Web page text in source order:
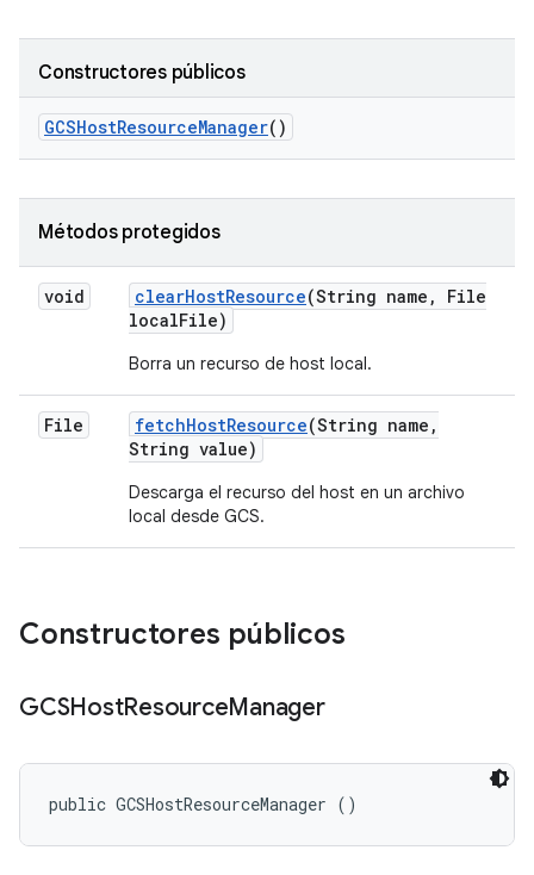
Constructores públicos
GCSHostResourceManager()
Métodos protegidos
void clearHostResource(String name ,
File
localFile)
Borra un recurso de host local.
File fetchHostResource(String name ,
String value)
Descarga el recurso del host en un archivo
local desde GCS.
Constructores públicos
GCSHostResourceManager
public GCSHostResourceManager ()